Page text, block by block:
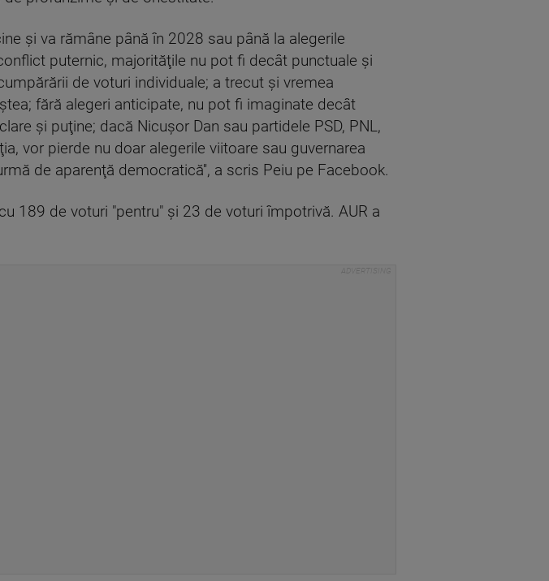
şi va rămâne până în 2028 sau până la alegerile
puternic, majorităţile nu pot fi decât punctuale şi
de voturi individuale; a trecut şi vremea
fără alegeri anticipate, nu pot fi imaginate decât
şi puţine; dacă Nicuşor Dan sau partidele PSD, PNL,
vor pierde nu doar alegerile viitoare sau guvernarea
de aparenţă democratică'', a scris Peiu pe Facebook.
189 de voturi "pentru" şi 23 de voturi împotrivă. AUR a